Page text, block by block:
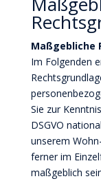
Maßgebliche
Im Folgenden
Sie zur
DSGVO
unserem
ferner im
maßgeblich